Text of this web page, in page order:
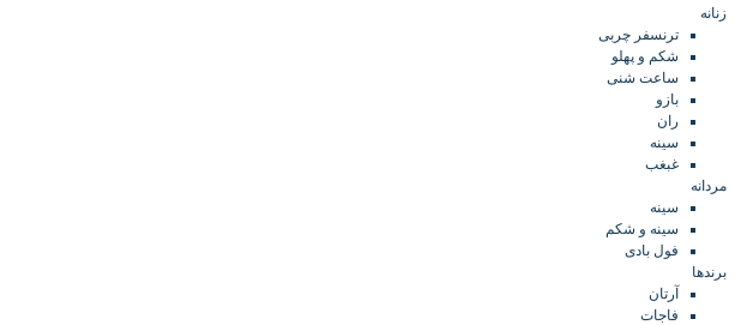
زنانه
ترنسفر چربی
شکم و پهلو
ساعت شنی
بازو
ران
سینه
غبغب
مردانه
سینه
سینه و شکم
فول بادی
برندها
آرتان
فاجات